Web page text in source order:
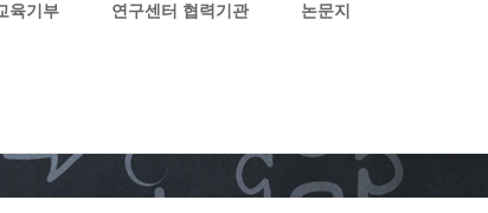
육기부 연구센터 협력기관 논문지